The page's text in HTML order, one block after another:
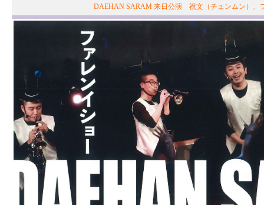
DAEHAN SARAM 来日公演 祝文（チュンムン）、